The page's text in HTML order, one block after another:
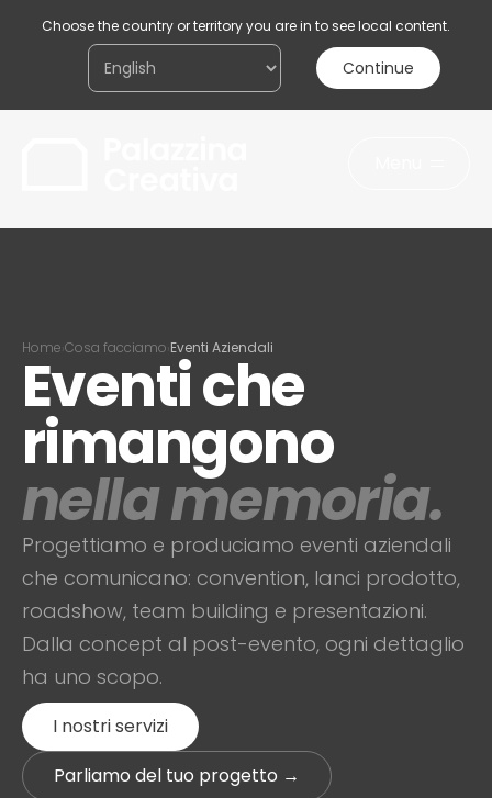
Choose the country or territory you are in to see local content.
Continue
Home Cosa facciamo Eventi Aziendali
Eventi che
rimangono
nella memoria.
Progettiamo e produciamo eventi aziendali
che comunicano: convention, lanci prodotto,
roadshow, team building e presentazioni.
Dalla concept al post-evento, ogni dettaglio
ha uno scopo.
I nostri servizi
Parliamo del tuo progetto →